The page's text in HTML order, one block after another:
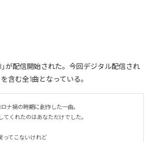
」が配信開始された。今回デジタル配信され
を含む全1曲となっている。
ナ禍の時期に創作した一曲。
くれたのはあなただけでした。
ってこないけれど